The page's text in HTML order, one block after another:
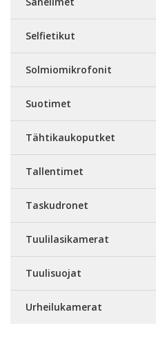
Selfietikut
Solmiomikrofonit
Suotimet
Tähtikaukoputket
Tallentimet
Taskudronet
Tuulilasikamerat
Tuulisuojat
Urheilukamerat